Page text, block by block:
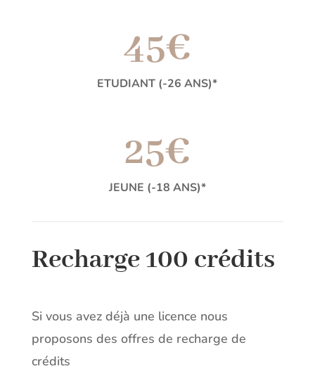
45€
ETUDIANT (-26 ANS)*
25€
JEUNE (-18 ANS)*
Recharge 100 crédits
Si vous avez déjà une licence nous
proposons des offres de recharge de
crédits